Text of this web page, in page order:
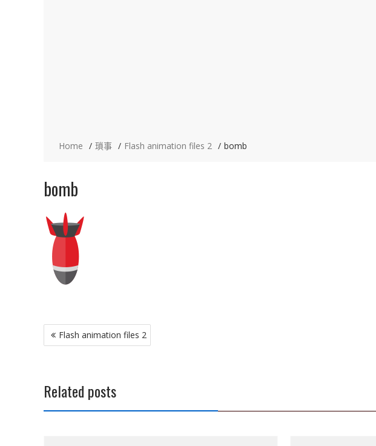
Home 瑣事 Flash animation files 2 bomb
bomb
文
章
Flash animation files 2
Related posts